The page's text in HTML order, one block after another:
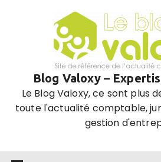
Blog Valoxy –
Le Blog Valoxy, ce sont plus
toute l'actualité comptable,
gestion